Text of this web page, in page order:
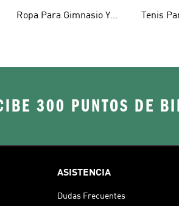
Ropa Para Gimnasio Y
Tenis
300 PUNTOS DE
ASISTENCIA
Dudas Frecuentes